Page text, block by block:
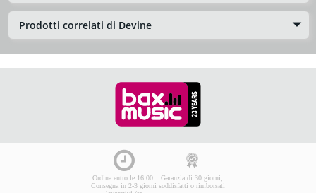
Prodotti correlati di Devine
Ordina entro le 16:00:
Consegna in 2-3 giorni
Garanzia di 30 giorni,
soddisfatti o rimborsati